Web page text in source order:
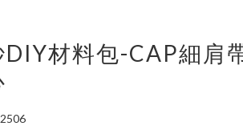
材料包-CAP細肩